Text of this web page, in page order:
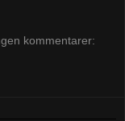
kommentarer: